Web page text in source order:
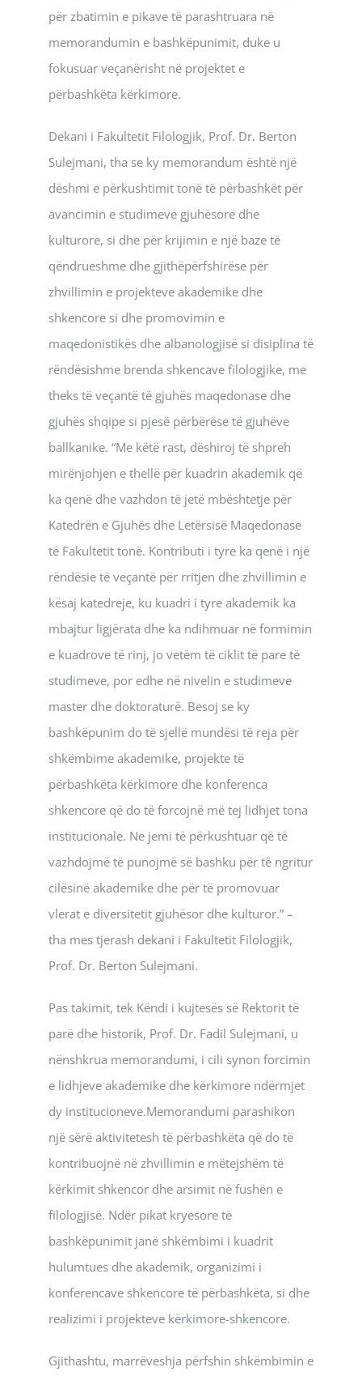
për zbatimin e pikave të parashtruara në
memorandumin e bashkëpunimit, duke u
fokusuar veçanërisht në projektet e
përbashkëta kërkimore.
Dekani i Fakultetit Filologjik, Prof. Dr. Berton
Sulejmani, tha se ky memorandum është një
dëshmi e përkushtimit tonë të përbashkët për
avancimin e studimeve gjuhësore dhe
kulturore, si dhe për krijimin e një baze të
qëndrueshme dhe gjithëpërfshirëse për
zhvillimin e projekteve akademike dhe
shkencore si dhe promovimin e
maqedonistikës dhe albanologjisë si disiplina të
rëndësishme brenda shkencave filologjike, me
theks të veçantë të gjuhës maqedonase dhe
gjuhës shqipe si pjesë përbërëse të gjuhëve
ballkanike. “Me këtë rast, dëshiroj të shpreh
mirënjohjen e thellë për kuadrin akademik që
ka qenë dhe vazhdon të jetë mbështetje për
Katedrën e Gjuhës dhe Letërsisë Maqedonase
të Fakultetit tonë. Kontributi i tyre ka qenë i një
rëndësie të veçantë për rritjen dhe zhvillimin e
kësaj katedreje, ku kuadri i tyre akademik ka
mbajtur ligjërata dhe ka ndihmuar në formimin
e kuadrove të rinj, jo vetëm të ciklit të pare të
studimeve, por edhe në nivelin e studimeve
master dhe doktoraturë. Besoj se ky
bashkëpunim do të sjellë mundësi të reja për
shkëmbime akademike, projekte të
përbashkëta kërkimore dhe konferenca
shkencore që do të forcojnë më tej lidhjet tona
institucionale. Ne jemi të përkushtuar që të
vazhdojmë të punojmë së bashku për të ngritur
cilësinë akademike dhe për të promovuar
vlerat e diversitetit gjuhësor dhe kulturor.” –
tha mes tjerash dekani i Fakultetit Filologjik,
Prof. Dr. Berton Sulejmani.
Pas takimit, tek Këndi i kujtesës së Rektorit të
parë dhe historik, Prof. Dr. Fadil Sulejmani, u
nënshkrua memorandumi, i cili synon forcimin
e lidhjeve akademike dhe kërkimore ndërmjet
dy institucioneve.Memorandumi parashikon
një sërë aktivitetesh të përbashkëta që do të
kontribuojnë në zhvillimin e mëtejshëm të
kërkimit shkencor dhe arsimit në fushën e
filologjisë. Ndër pikat kryesore të
bashkëpunimit janë shkëmbimi i kuadrit
hulumtues dhe akademik, organizimi i
konferencave shkencore të përbashkëta, si dhe
realizimi i projekteve kërkimore-shkencore.
Gjithashtu, marrëveshja përfshin shkëmbimin e